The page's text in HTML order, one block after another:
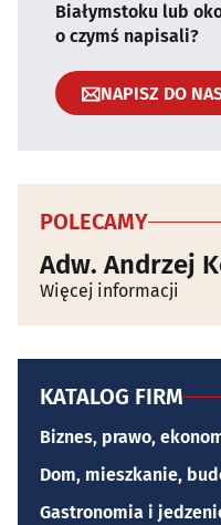
Białymstoku lub
o czymś napisali?
NAPISZ DO
POLECAMY
Adw. Andrzej
Więcej informacji
KATALOG FIRM
Biznes, prawo,
Dom, mieszkanie,
Gastronomia i